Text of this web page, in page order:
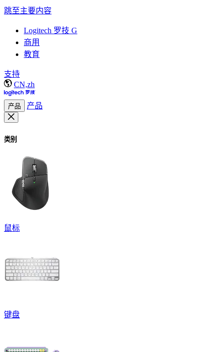
跳至主要内容
Logitech 罗技 G
商用
教育
支持
CN,zh
产品 产品
类别
鼠标
键盘